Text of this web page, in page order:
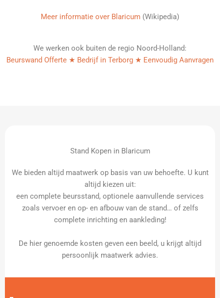
Meer informatie over Blaricum (Wikipedia)
We werken ook buiten de regio Noord-Holland:
Beurswand Offerte ★ Bedrijf in Terborg ★ Eenvoudig Aanvragen
Stand Kopen in Blaricum
We bieden altijd maatwerk op basis van uw behoefte. U kunt
altijd kiezen uit:
een complete beursstand, optionele aanvullende services
zoals vervoer en op- en afbouw van de stand… of zelfs
complete inrichting en aankleding!
De hier genoemde kosten geven een beeld, u krijgt altijd
persoonlijk maatwerk advies.